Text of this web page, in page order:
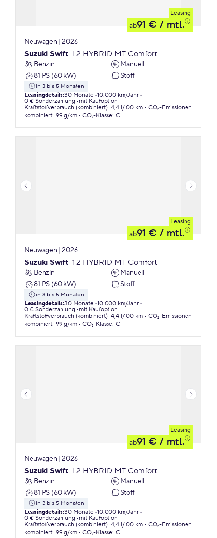
Leasing
ab91 € / mtl.
Neuwagen | 2026
Suzuki Swift 1.2 HYBRID MT Comfort
Benzin
Manuell
81 PS (60 kW)
Stoff
in 3 bis 5 Monaten
Leasingdetails:30 Monate 10.000 km/Jahr
0 € Sonderzahlung
mit Kaufoption
Kraftstoffverbrauch (kombiniert): 4,4 l/100 km
CO₂-Emissionen
kombiniert: 99 g/km CO₂-Klasse: C
Leasing
ab91 € / mtl.
Neuwagen | 2026
Suzuki Swift 1.2 HYBRID MT Comfort
Benzin
Manuell
81 PS (60 kW)
Stoff
in 3 bis 5 Monaten
Leasingdetails:30 Monate 10.000 km/Jahr
0 € Sonderzahlung
mit Kaufoption
Kraftstoffverbrauch (kombiniert): 4,4 l/100 km
CO₂-Emissionen
kombiniert: 99 g/km CO₂-Klasse: C
Leasing
ab91 € / mtl.
Neuwagen | 2026
Suzuki Swift 1.2 HYBRID MT Comfort
Benzin
Manuell
81 PS (60 kW)
Stoff
in 3 bis 5 Monaten
Leasingdetails:30 Monate 10.000 km/Jahr
0 € Sonderzahlung
mit Kaufoption
Kraftstoffverbrauch (kombiniert): 4,4 l/100 km
CO₂-Emissionen
kombiniert: 99 g/km CO₂-Klasse: C